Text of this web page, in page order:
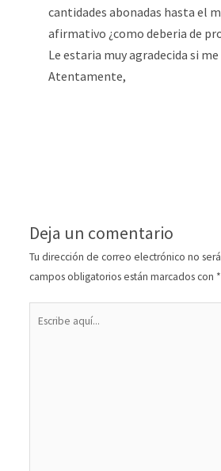
cantidades abonadas hasta el
afirmativo ¿como deberia de
Le estaria muy agradecida si
Atentamente,
Deja un comentario
Tu dirección de correo electrónico no
campos obligatorios están marcados con *